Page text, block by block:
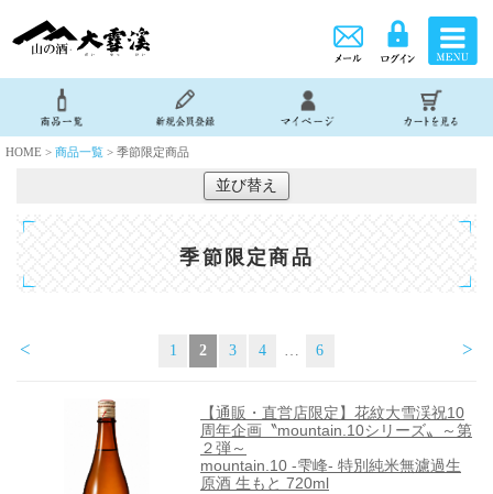
HOME > 商品一覧 > 季節限定商品
並び替え
季節限定商品
< >
1 2 3 4 … 6
【通販・直営店限定】花紋大雪渓祝10
周年企画〝mountain.10シリーズ〟～第
２弾～
mountain.10 -雫峰- 特別純米無濾過生
原酒 生もと 720ml